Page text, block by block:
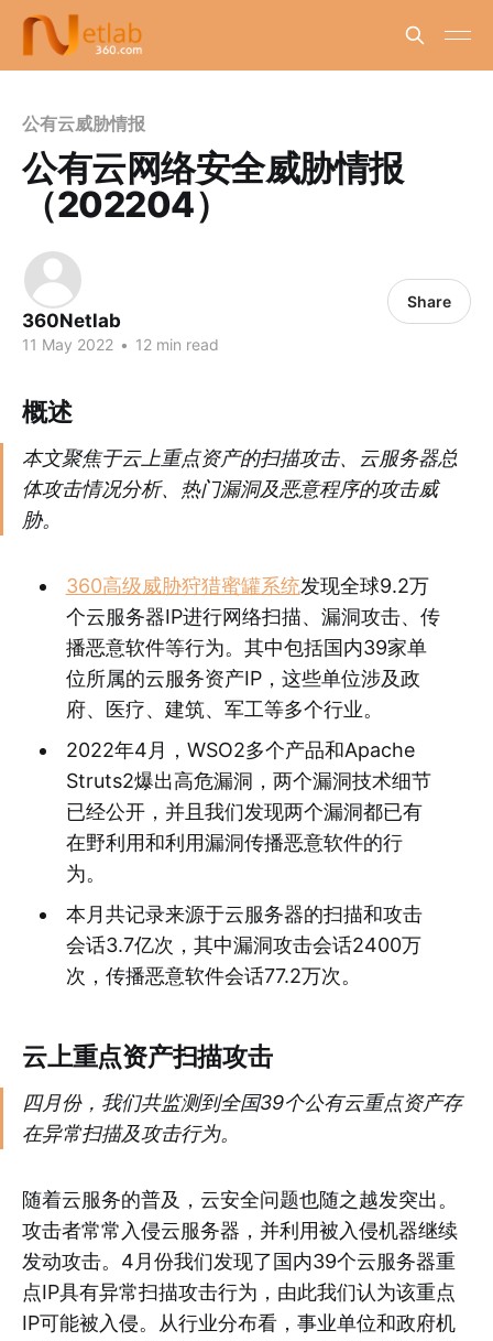
公有云威胁情报
公有云网络安全威胁情报
（202204）
360Netlab
11 May 2022 • 12 min read
Share
概述
本文聚焦于云上重点资产的扫描攻击、云服务器总
体攻击情况分析、热门漏洞及恶意程序的攻击威
胁。
360高级威胁狩猎蜜罐系统发现全球9.2万
个云服务器IP进行网络扫描、漏洞攻击、传
播恶意软件等行为。其中包括国内39家单
位所属的云服务资产IP，这些单位涉及政
府、医疗、建筑、军工等多个行业。
2022年4月，WSO2多个产品和Apache
Struts2爆出高危漏洞，两个漏洞技术细节
已经公开，并且我们发现两个漏洞都已有
在野利用和利用漏洞传播恶意软件的行
为。
本月共记录来源于云服务器的扫描和攻击
会话3.7亿次，其中漏洞攻击会话2400万
次，传播恶意软件会话77.2万次。
云上重点资产扫描攻击
四月份，我们共监测到全国39个公有云重点资产存
在异常扫描及攻击行为。
随着云服务的普及，云安全问题也随之越发突出。
攻击者常常入侵云服务器，并利用被入侵机器继续
发动攻击。4月份我们发现了国内39个云服务器重
点IP具有异常扫描攻击行为，由此我们认为该重点
IP可能被入侵。从行业分布看，事业单位和政府机